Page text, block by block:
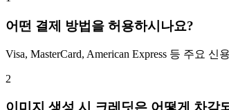
어떤 결제 방법을 허용하시나요?
Visa, MasterCard, American Express 등 주요
2
이미지 생성 시 크레딧은 어떻게 차감